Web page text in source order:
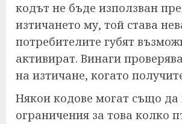
кодът не бъде използван
изтичането му, той става
потребителите губят
активират. Винаги
на изтичане, когато
Някои кодове могат също да
ограничения за това колко